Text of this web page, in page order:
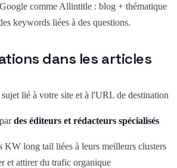
comme Allintitle : blog + thématique
keywords liées à des questions.
dans les articles
lié à votre site et à l'URL de destination
des éditeurs et rédacteurs spécialisés
KW long tail liées à leurs meilleurs clusters
et attirer du trafic organique